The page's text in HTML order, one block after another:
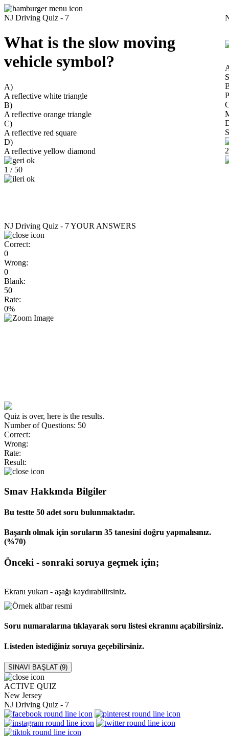
NJ Driving Quiz - 7
What is the slow moving
vehicle symbol?
A)
A reflective white triangle
B)
A reflective orange triangle
C)
A reflective red square
D)
A reflective yellow diamond
1 / 50
NJ Driving Quiz - 7YOUR ANSWERS
Correct:
0
Wrong:
0
Blank:
50
Rate:
0%
Quiz is over, here is the results.
Number of Questions: 50
Correct:
Wrong:
Rate:
Result:
Sınav Hakkında Bilgiler
Bu testte 50 adet soru bulunmaktadır.
Başarılı olmak için soruların 35 tanesini doğru yapmalısınız.
(%70)
Önceki - sonraki soruya geçmek için;
Ekranı yukarı - aşağı kaydırabilirsiniz.
Soru numaralarına tıklayarak soru listesi ekranını açabilirsiniz.
Listeden istediğiniz soruya geçebilirsiniz.
SINAVI BAŞLAT (9)
ACTIVE QUIZ
New Jersey
NJ Driving Quiz - 7